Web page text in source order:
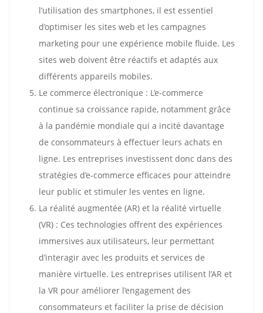
l’utilisation des smartphones, il est essentiel
d’optimiser les sites web et les campagnes
marketing pour une expérience mobile fluide. Les
sites web doivent être réactifs et adaptés aux
différents appareils mobiles.
Le commerce électronique : L’e-commerce
continue sa croissance rapide, notamment grâce
à la pandémie mondiale qui a incité davantage
de consommateurs à effectuer leurs achats en
ligne. Les entreprises investissent donc dans des
stratégies d’e-commerce efficaces pour atteindre
leur public et stimuler les ventes en ligne.
La réalité augmentée (AR) et la réalité virtuelle
(VR) : Ces technologies offrent des expériences
immersives aux utilisateurs, leur permettant
d’interagir avec les produits et services de
manière virtuelle. Les entreprises utilisent l’AR et
la VR pour améliorer l’engagement des
consommateurs et faciliter la prise de décision